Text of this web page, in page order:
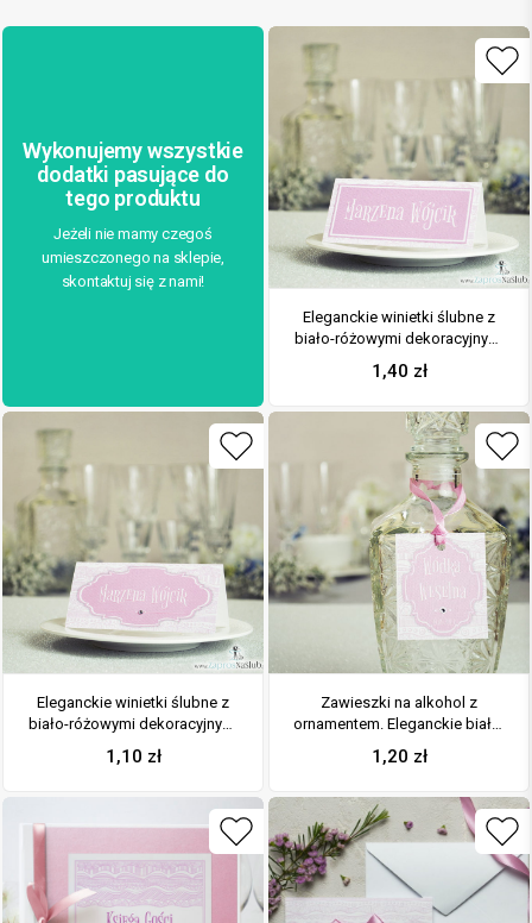
Wykonujemy wszystkie
dodatki pasujące do
tego produktu
Jeżeli nie mamy czegoś
umieszczonego na sklepie,
skontaktuj się z nami!
Eleganckie winietki ślubne z
biało-różowymi dekoracyjnymi
paskami, umieszczonym pod
naklejonym motywem
1,40 zł
Eleganckie winietki ślubne z
biało-różowymi dekoracyjnymi
paskami i cyrkonią
1,10 zł
Zawieszki na alkohol z
ornamentem. Eleganckie biało-
różowe dekoracyjne paski,
różowy motyw ozdobny oraz
1,20 zł